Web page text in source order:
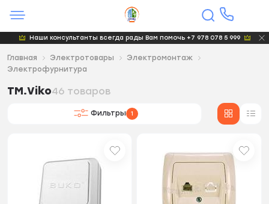
Наши консультанты всегда рады Вам помочь +7 978 078 5 999
Главная Электротовары
Электромонтаж
Электрофурнитура
TM.Viko46 товаров
Фильтры 1